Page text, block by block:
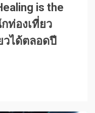
is the
ท่องเที่ยว
วได้ตลอดปี